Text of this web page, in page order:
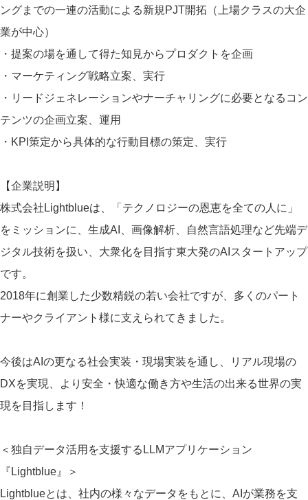
ングまでの一連の活動による新規PJT開拓（上場クラスの大企
業が中心）
・提案の場を通して得た知見からプロダクトを企画
・マーケティング戦略立案、実行
・リードジェネレーションやナーチャリングに必要となるコン
テンツの企画立案、運用
・KPI策定から具体的な行動目標の策定、実行
【企業説明】
株式会社Lightblueは、「テクノロジーの恩恵を全ての人に」
をミッションに、生成AI、画像解析、自然言語処理など先端デ
ジタル技術を扱い、大衆化を目指す東大発のAIスタートアップ
です。
2018年に創業した少数精鋭の若い会社ですが、多くのパート
ナーやクライアント様に支えられてきました。
今後はAIの更なる社会実装・現場実装を通し、リアル現場の
DXを実現、より安全・快適な働き方や生活の出来る世界の実
現を目指します！
＜独自データ活用を支援するLLMアプリケーション
『Lightblue』＞
Lightblueとは、社内の様々なデータをもとに、AIが業務を支